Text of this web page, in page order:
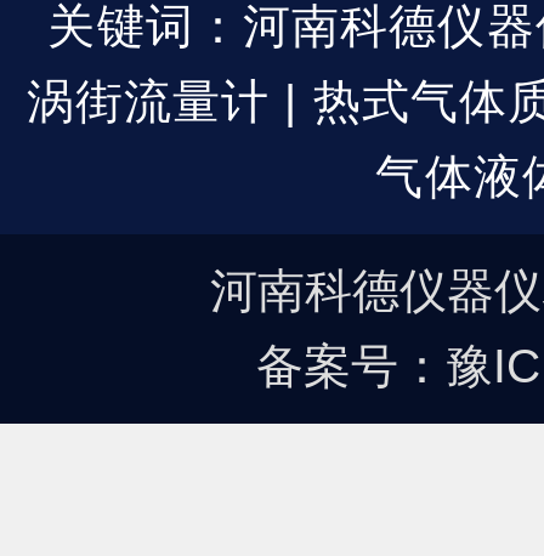
关键词：河南科德仪
涡街流量计 | 热式气体
气体液
河南科德仪器
备案号： 豫